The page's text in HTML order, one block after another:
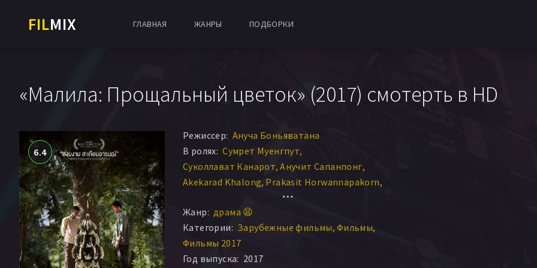
FILMIX ГЛАВНАЯ ЖАНРЫ ПОДБОРКИ
«Малила: Прощальный цветок» (2017) смотерть в HD
6.4
Режиссер: Ануча Боньяватана
В ролях: Сумрет Муенгпут
Суколлават Канарот Анучит Сапанпонг
Akekarad Khalong Prakasit Horwannapakorn
Bodin Moomeensri
Veeravat Jamrensan
Жанр: драма 😫
Категории: Зарубежные фильмы Фильмы
Фильмы 2017
Год выпуска: 2017